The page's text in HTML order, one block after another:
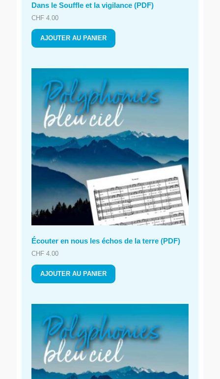
Dans le Souffle et la vigilance (PDF)
CHF 4.00
AJOUTER AU PANIER
Écouter en nous les échos de la terre (PDF)
CHF 4.00
AJOUTER AU PANIER